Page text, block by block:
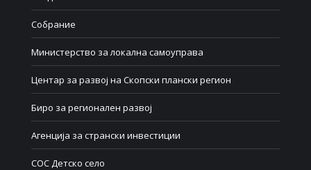
Собрание
Министерство за локална самоуправа
Центар за развој на Скопски плански регион
Биро за регионален развој
Агенција за странски инвестиции
СОС Детско село